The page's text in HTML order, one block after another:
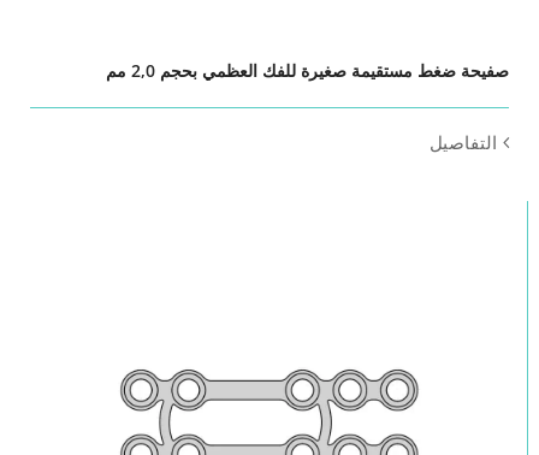
صفيحة ضغط مستقيمة صغيرة للفك العظمي بحجم 2,0 مم
التفاصيل